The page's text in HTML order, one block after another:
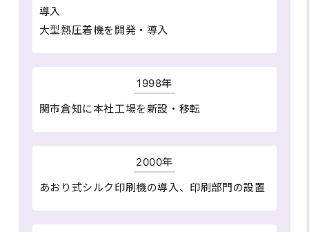
導入
大型熱圧着機を開発・導入
1998年
関市倉知に本社工場を新設・移転
2000年
あおり式シルク印刷機の導入、印刷部門の設置